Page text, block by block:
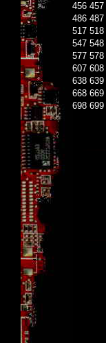
456 457
486 487
517 518
547 548
577 578
607 608
638 639
668 669
698 699